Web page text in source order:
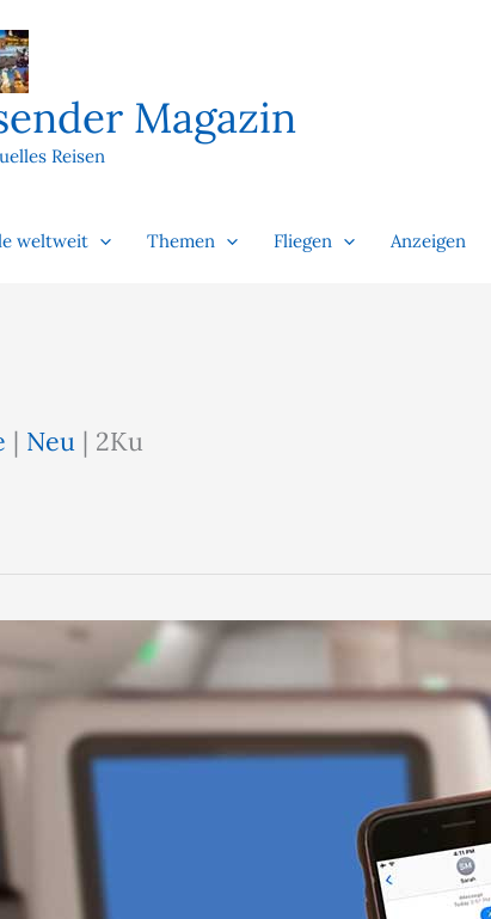
Magazin
Reisen
weltweit Themen Fliegen Anzeigen
| Neu | 2Ku